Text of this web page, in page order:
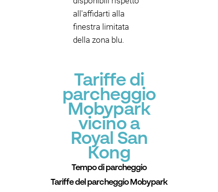
all'affidarti alla
finestra limitata
della zona blu.
Tariffe di
parcheggio
Mobypark
vicino a
Royal San
Kong
Tempo di parcheggio
Tariffe del parcheggio Mobypark